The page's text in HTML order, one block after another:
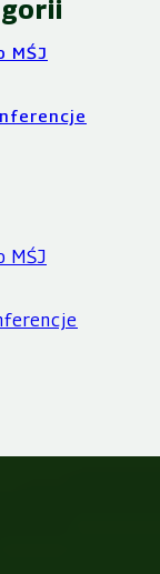
MŚJ
MŚJ